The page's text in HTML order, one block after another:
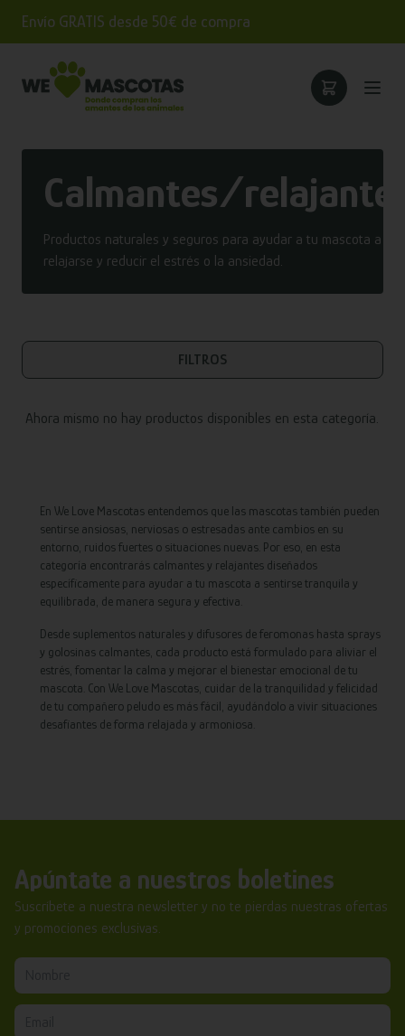
Envío GRATIS desde 50€ de compra
Calmantes/
Productos naturales y seguros para ayudar a tu mascota a
relajarse y reducir el estrés o la ansiedad.
FILTROS
Ahora mismo no hay productos disponibles en esta categoría.
En We Love Mascotas entendemos que las mascotas también pueden
sentirse ansiosas, nerviosas o estresadas ante cambios en su
entorno, ruidos fuertes o situaciones nuevas. Por eso, en esta
categoría encontrarás calmantes y relajantes diseñados
específicamente para ayudar a tu mascota a sentirse tranquila y
equilibrada, de manera segura y efectiva.
Desde suplementos naturales y difusores de feromonas hasta sprays
y golosinas calmantes, cada producto está formulado para aliviar el
estrés, fomentar la calma y mejorar el bienestar emocional de tu
mascota. Con We Love Mascotas, cuidar de la tranquilidad y felicidad
de tu compañero peludo es más fácil, ayudándolo a vivir situaciones
desafiantes de forma relajada y armoniosa.
Apúntate a nuestros boletines
Suscríbete a nuestra newsletter y no te pierdas nuestras ofertas
y promociones exclusivas.